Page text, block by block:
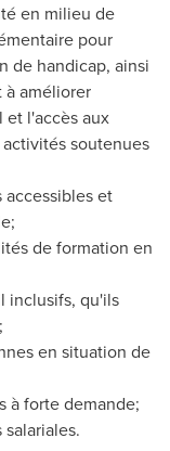
en milieu de
pour
de handicap, ainsi
améliorer
et l'accès aux
soutenues
accessibles et
de formation en
inclusifs, qu'ils
en situation de
à forte demande;